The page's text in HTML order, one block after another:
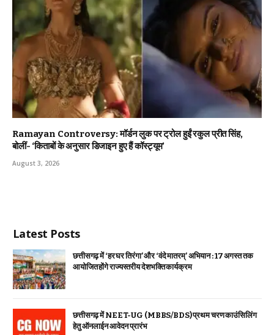
Ramayan Controversy: मॉर्डन लुक पर ट्रोल हुईं रकुल प्रीत सिंह,
बोलीं- ‘किताबों के अनुसार डिजाइन हुए हैं कॉस्ट्यूम’
August 3, 2026
Latest Posts
छत्तीसगढ़ में ‘हर घर तिरंगा’ और ‘वंदे मातरम्’ अभियान : 17 अगस्त तक
आयोजित होंगे राज्यस्तरीय देशभक्ति कार्यक्रम
छत्तीसगढ़ में NEET-UG (MBBS/BDS) प्रथम चरण काउंसिलिंग
हेतु ऑनलाईन आवेदन प्रारंभ